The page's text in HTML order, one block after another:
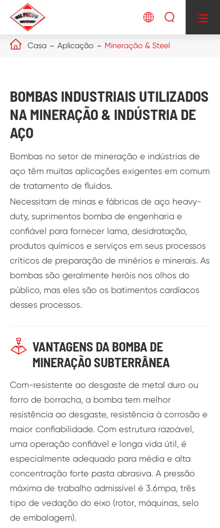
  
 Casa Aplicação Mineração & Steel
BOMBAS INDUSTRIAIS UTILIZADOS
NA MINERAÇÃO & INDÚSTRIA DE
AÇO
Bombas no setor de mineração e indústrias de
aço têm muitas aplicações exigentes em comum
de tratamento de fluidos.
Necessitam de minas e fábricas de aço heavy-
duty, suprimentos bomba de engenharia e
confiável para fornecer lama, desidratação,
produtos químicos e serviços em seus processos
críticos de preparação de minérios e minerais. As
bombas são geralmente heróis nos olhos do
público, mas eles são os batimentos cardíacos
desses processos.
 VANTAGENS DA BOMBA DE
MINERAÇÃO SUBTERRÂNEA
Com-resistente ao desgaste de metal duro ou
forro de borracha, a bomba tem melhor
resistência ao desgaste, resistência à corrosão e
maior confiabilidade. Com estrutura razoável,
uma operação confiável e longa vida útil, é
especialmente adequado para média e alta
concentração forte pasta abrasiva. A pressão
máxima de trabalho admissível é 3.6mpa, três
tipo de vedação do eixo (rotor, máquinas, selo
de embalagem).